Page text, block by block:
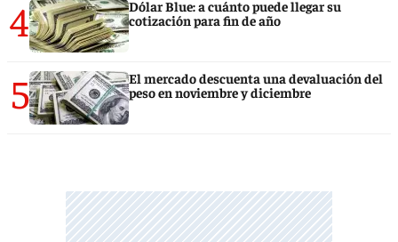
4
Dólar Blue: a cuánto puede llegar su
cotización para fin de año
5
El mercado descuenta una devaluación del
peso en noviembre y diciembre